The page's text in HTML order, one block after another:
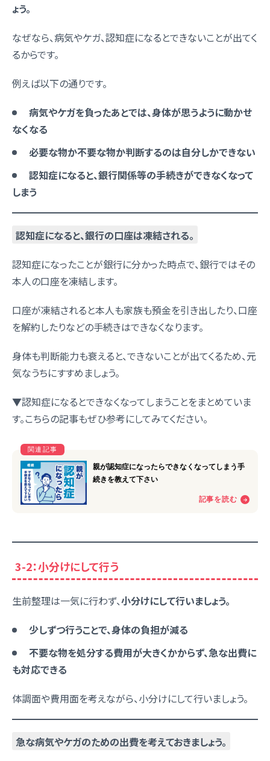
ょう。
なぜなら、病気やケガ、認知症になるとできないことが出てく
るからです。
例えば以下の通りです。
病気やケガを負ったあとでは、身体が思うように動かせ
なくなる
必要な物か不要な物か判断するのは自分しかできない
認知症になると、銀行関係等の手続きができなくなって
しまう
認知症になると、銀行の口座は凍結される。
認知症になったことが銀行に分かった時点で、銀行ではその
本人の口座を凍結します。
口座が凍結されると本人も家族も預金を引き出したり、口座
を解約したりなどの手続きはできなくなります。
身体も判断能力も衰えると、できないことが出てくるため、元
気なうちにすすめましょう。
▼認知症になるとできなくなってしまうことをまとめていま
す。こちらの記事もぜひ参考にしてみてください。
3-2：小分けにして行う
生前整理は一気に行わず、小分けにして行いましょう。
少しずつ行うことで、身体の負担が減る
不要な物を処分する費用が大きくかからず、急な出費に
も対応できる
体調面や費用面を考えながら、小分けにして行いましょう。
急な病気やケガのための出費を考えておきましょう。